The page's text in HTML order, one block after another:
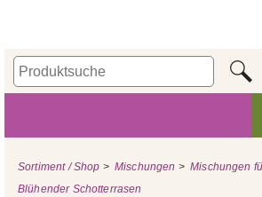
Sortiment / Shop >Mischungen >Mischungen
Blühender Schotterrasen